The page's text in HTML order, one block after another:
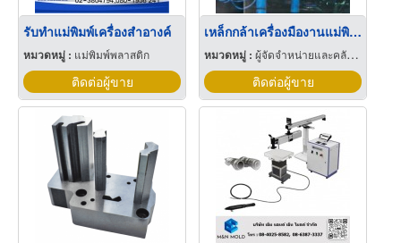
รับทำแม่พิมพ์เครื่องสำอางค์
หมวดหมู่ : แม่พิมพ์พลาสติก
ติดต่อผู้ขาย
เหล็กกล้าเครื่องมืองานแม่พิมพ์พลาสติก
หมวดหมู่ :ผู้จัดจำหน่ายและคลังสินค้าเหล็กกล้า
ติดต่อผู้ขาย